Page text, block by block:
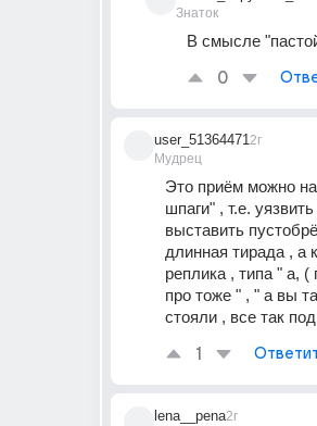
Знаток
В смысле
0
user_51364471
Мудрец
2г
Это приём можно
шпаги" , т.е. уязвить
выставить
длинная тирада , а
реплика , типа " а, (
про тоже " , " а вы
стояли , все так
1
lena__pena2г